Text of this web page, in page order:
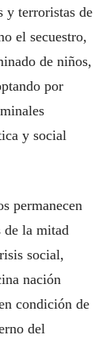
y terroristas de
el secuestro,
de niños,
por
y social
permanecen
de la mitad
social,
nación
condición de
del